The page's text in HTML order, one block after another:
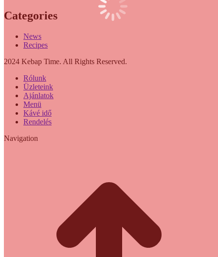
Categories
News
Recipes
2024 Kebap Time. All Rights Reserved.
Rólunk
Üzleteink
Ajánlatok
Menü
Kávé idő
Rendelés
Navigation